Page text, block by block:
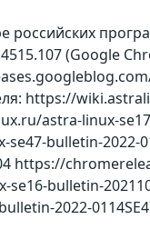
российских
(Google
https://
astra-linux-
bulletin-2022-
https://
bulletin-
2022-